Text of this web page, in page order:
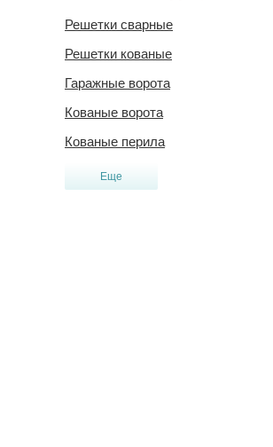
Решетки сварные
Решетки кованые
Гаражные ворота
Кованые ворота
Кованые перила
Еще